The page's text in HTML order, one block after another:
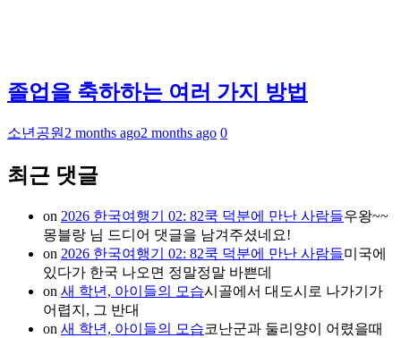
졸업을 축하하는 여러 가지 방법
소년공원 2 months ago2 months ago 0
최근 댓글
on 2026 한국여행기 02: 82쿡 덕분에 만난 사람들우왕~~
몽블랑 님 드디어 댓글을 남겨주셨네요!
on 2026 한국여행기 02: 82쿡 덕분에 만난 사람들미국에
있다가 한국 나오면 정말정말 바쁜데
on 새 학년, 아이들의 모습시골에서 대도시로 나가기가
어렵지, 그 반대
on 새 학년, 아이들의 모습코난군과 둘리양이 어렸을때